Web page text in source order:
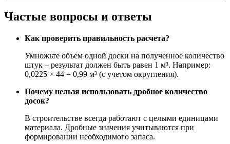
Частые вопросы и ответы
Как проверить правильность расчета?
Умножьте объем одной доски на полученное количество
штук – результат должен быть равен 1 м³. Например:
0,0225 × 44 = 0,99 м³ (с учетом округления).
Почему нельзя использовать дробное количество
досок?
В строительстве всегда работают с целыми единицами
материала. Дробные значения учитываются при
формировании необходимого запаса.